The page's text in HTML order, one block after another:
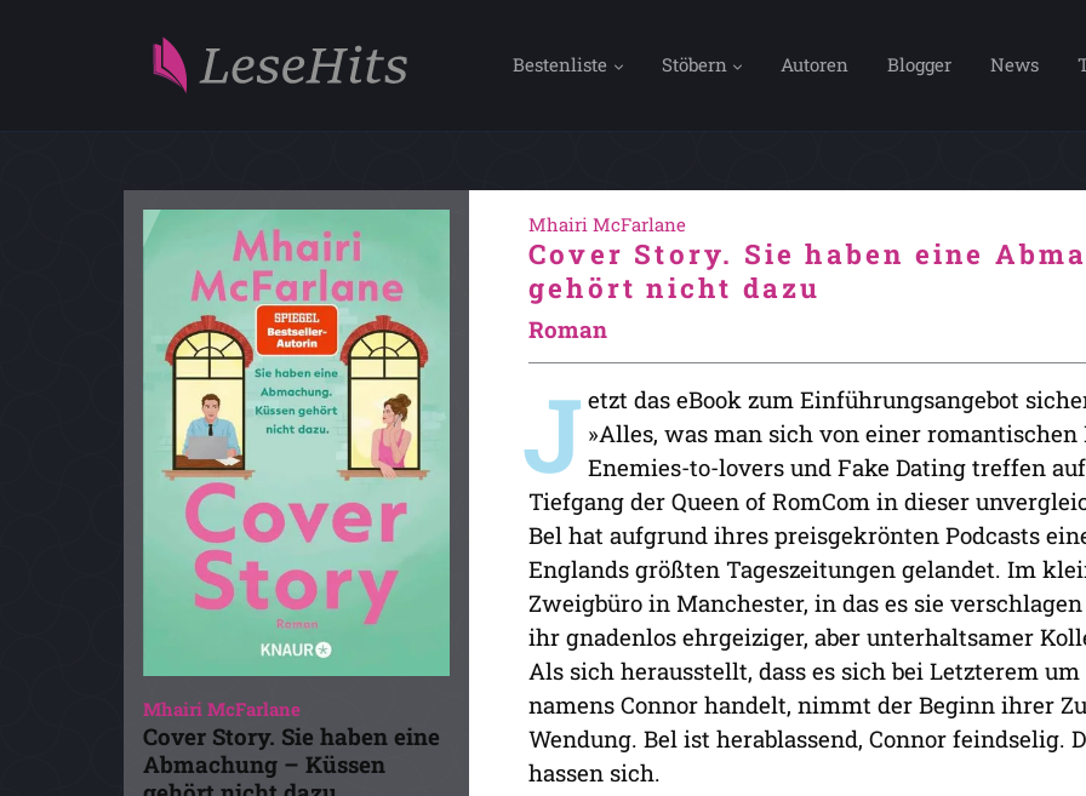
Bestenliste Stöbern Autoren Blogger News
Mhairi McFarlane
Cover Story. Sie haben eine
Abmachung – Küssen
Mhairi McFarlane
Cover Story. Sie haben eine
gehört nicht dazu
Roman
J etzt das eBook zum Einführungsangebot
»Alles, was man sich von einer
Enemies-to-lovers und Fake Dating treffen
Tiefgang der Queen of RomCom in dieser
Bel hat aufgrund ihres preisgekrönten Podcasts
Englands größten Tageszeitungen gelandet. Im
Zweigbüro in Manchester, in das es sie
ihr gnadenlos ehrgeiziger, aber unterhaltsamer
Als sich herausstellt, dass es sich bei Letzterem
namens Connor handelt, nimmt der Beginn ihrer
Wendung. Bel ist herablassend, Connor feindselig.
hassen sich.